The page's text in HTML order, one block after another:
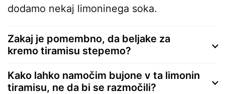
dodamo nekaj limoninega soka.
Zakaj je pomembno, da beljake za
kremo tiramisu stepemo?
Kako lahko namočim bujone v ta limonin
tiramisu, ne da bi se razmočili?